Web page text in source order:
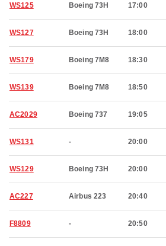
WS125 Boeing 73H 17:00
WS127 Boeing 73H 18:00
WS179 Boeing 7M8 18:30
WS139 Boeing 7M8 18:50
AC2029 Boeing 737 19:05
WS131 - 20:00
WS129 Boeing 73H 20:00
AC227 Airbus 223 20:40
F8809 - 20:50